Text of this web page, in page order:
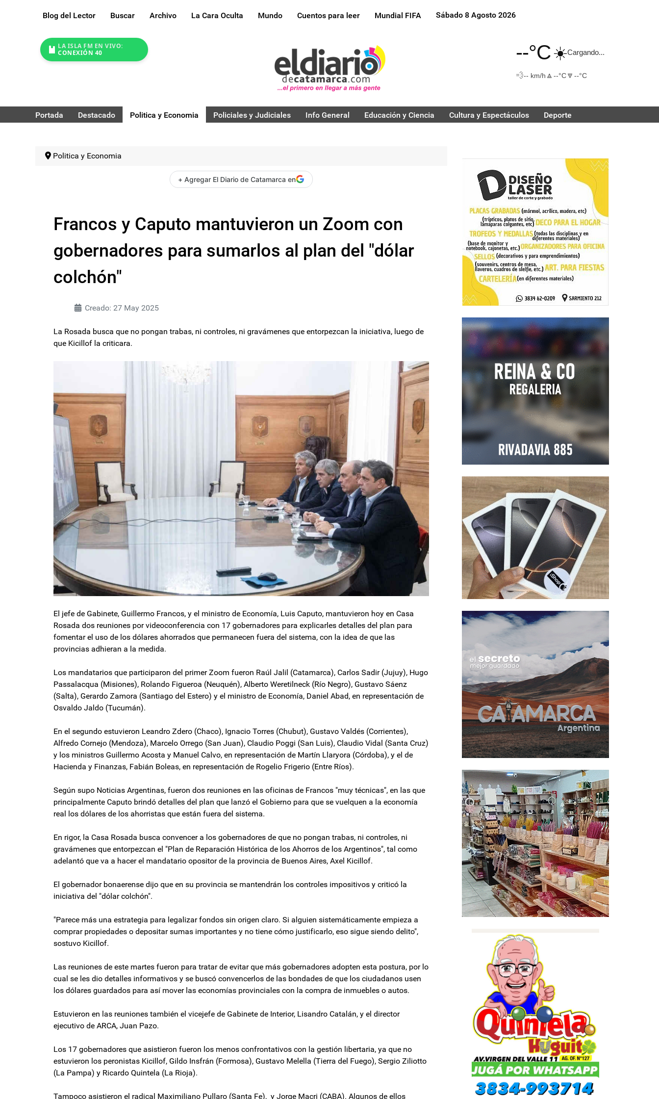
Blog del Lector Buscar Archivo La Cara Oculta Mundo Cuentos para leer Mundial FIFA Sábado 8 Agosto 2026
LA ISLA FM EN VIVO:
CONEXIÓN 40
--°C☀️Cargando...
💨-- km/h 🔼 --°C🔽 --°C
Portada Destacado Politica y Economia Policiales y Judiciales Info General Educación y Ciencia Cultura y Espectáculos Deporte
Politica y Economia
+ Agregar El Diario de Catamarca en
Francos y Caputo mantuvieron un Zoom con
gobernadores para sumarlos al plan del "dólar
colchón"
Creado: 27 May 2025
La Rosada busca que no pongan trabas, ni controles, ni gravámenes que entorpezcan la iniciativa, luego de
que Kicillof la criticara.
El jefe de Gabinete, Guillermo Francos, y el ministro de Economía, Luis Caputo, mantuvieron hoy en Casa
Rosada dos reuniones por videoconferencia con 17 gobernadores para explicarles detalles del plan para
fomentar el uso de los dólares ahorrados que permanecen fuera del sistema, con la idea de que las
provincias adhieran a la medida.
Los mandatarios que participaron del primer Zoom fueron Raúl Jalil (Catamarca), Carlos Sadir (Jujuy), Hugo
Passalacqua (Misiones), Rolando Figueroa (Neuquén), Alberto Weretilneck (Río Negro), Gustavo Sáenz
(Salta), Gerardo Zamora (Santiago del Estero) y el ministro de Economía, Daniel Abad, en representación de
Osvaldo Jaldo (Tucumán).
En el segundo estuvieron Leandro Zdero (Chaco), Ignacio Torres (Chubut), Gustavo Valdés (Corrientes),
Alfredo Cornejo (Mendoza), Marcelo Orrego (San Juan), Claudio Poggi (San Luis), Claudio Vidal (Santa Cruz)
y los ministros Guillermo Acosta y Manuel Calvo, en representación de Martín Llaryora (Córdoba), y el de
Hacienda y Finanzas, Fabián Boleas, en representación de Rogelio Frigerio (Entre Ríos).
Según supo Noticias Argentinas, fueron dos reuniones en las oficinas de Francos "muy técnicas", en las que
principalmente Caputo brindó detalles del plan que lanzó el Gobierno para que se vuelquen a la economía
real los dólares de los ahorristas que están fuera del sistema.
En rigor, la Casa Rosada busca convencer a los gobernadores de que no pongan trabas, ni controles, ni
gravámenes que entorpezcan el "Plan de Reparación Histórica de los Ahorros de los Argentinos", tal como
adelantó que va a hacer el mandatario opositor de la provincia de Buenos Aires, Axel Kicillof.
El gobernador bonaerense dijo que en su provincia se mantendrán los controles impositivos y criticó la
iniciativa del "dólar colchón".
"Parece más una estrategia para legalizar fondos sin origen claro. Si alguien sistemáticamente empieza a
comprar propiedades o depositar sumas importantes y no tiene cómo justificarlo, eso sigue siendo delito",
sostuvo Kicillof.
Las reuniones de este martes fueron para tratar de evitar que más gobernadores adopten esta postura, por lo
cual se les dio detalles informativos y se buscó convencerlos de las bondades de que los ciudadanos usen
los dólares guardados para así mover las economías provinciales con la compra de inmuebles o autos.
Estuvieron en las reuniones también el vicejefe de Gabinete de Interior, Lisandro Catalán, y el director
ejecutivo de ARCA, Juan Pazo.
Los 17 gobernadores que asistieron fueron los menos confrontativos con la gestión libertaria, ya que no
estuvieron los peronistas Kicillof, Gildo Insfrán (Formosa), Gustavo Melella (Tierra del Fuego), Sergio Ziliotto
(La Pampa) y Ricardo Quintela (La Rioja).
Tampoco asistieron el radical Maximiliano Pullaro (Santa Fe), y Jorge Macri (CABA). Algunos de ellos